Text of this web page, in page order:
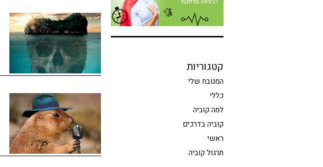
קטגוריות
המטבח שלי
כללי
למה קוביה
קוביה בדרכים
ראשי
תרגול קוביה